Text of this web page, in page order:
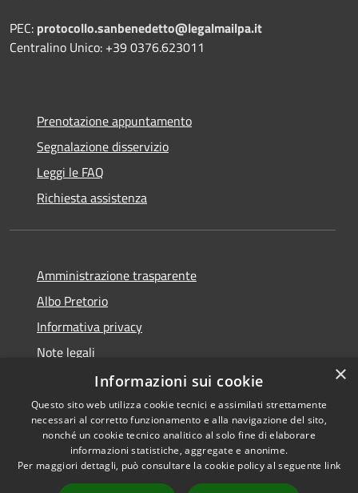
PEC: protocollo.sanbenedetto@legalmailpa.it
Centralino Unico: +39 0376.623011
Prenotazione appuntamento
Segnalazione disservizio
Leggi le FAQ
Richiesta assistenza
Amministrazione trasparente
Albo Pretorio
Informativa privacy
Note legali
Dichiarazione di accessibilità
RSS
Accessibilità
Copyright © 2021 • Città
di San Benedetto Po •
×
Informazioni sui cookie
Questo sito web utilizza cookie tecnici e assimilati strettamente
necessari al corretto funzionamento e alla navigazione del sito,
nonché un cookie tecnico analitico al solo fine di elaborare
informazioni statistiche, aggregate e anonime.
Per maggiori dettagli, può consultare la cookie policy al seguente link